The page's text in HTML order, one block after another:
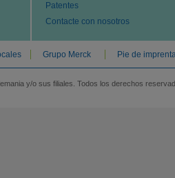
Patentes
Contacte con nosotros
Grupo Merck Pie de
y/o sus filiales. Todos los derechos